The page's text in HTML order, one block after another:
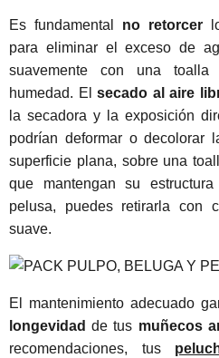
Es fundamental no retorcer
para eliminar el exceso de
suavemente con una
humedad. Elsecado al aire
la secadora y la exposición
podrían deformar o decolorar
superficie plana, sobre una
que mantengan su
pelusa, puedes retirarla con
suave.
El mantenimiento adecuado
longevidad de tus muñecos
recomendaciones, tus